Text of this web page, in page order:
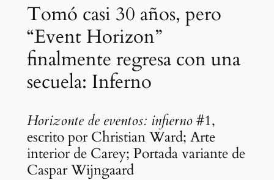
Tomó casi 30 años, pero
“Event Horizon”
finalmente regresa con una
secuela: Inferno
Horizonte de eventos: infierno#1,
escrito por Christian Ward; Arte
interior de Carey; Portada variante de
Caspar Wijngaard